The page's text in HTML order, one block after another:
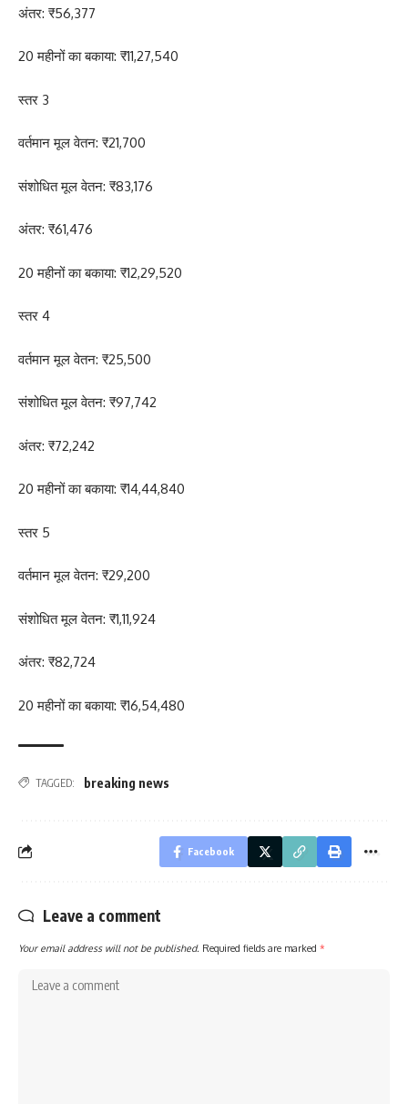
अंतर: ₹56,377
20 महीनों का बकाया: ₹11,27,540
स्तर 3
वर्तमान मूल वेतन: ₹21,700
संशोधित मूल वेतन: ₹83,176
अंतर: ₹61,476
20 महीनों का बकाया: ₹12,29,520
स्तर 4
वर्तमान मूल वेतन: ₹25,500
संशोधित मूल वेतन: ₹97,742
अंतर: ₹72,242
20 महीनों का बकाया: ₹14,44,840
स्तर 5
वर्तमान मूल वेतन: ₹29,200
संशोधित मूल वेतन: ₹1,11,924
अंतर: ₹82,724
20 महीनों का बकाया: ₹16,54,480
TAGGED: breaking news
Facebook
Leave a comment
Your email address will not be published. Required fields are marked *